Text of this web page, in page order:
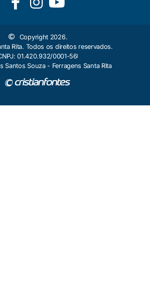
Copyright 2026.
Rita. Todos os direitos reservados.
01.420.932/0001-56
Santos Souza - Ferragens Santa Rita